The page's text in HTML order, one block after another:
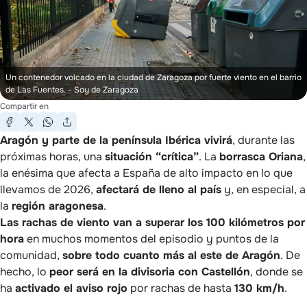
Un contenedor volcado en la ciudad de Zaragoza por fuerte viento en el barrio
de Las Fuentes.- Soy de Zaragoza
Compartir en
Aragón y parte de la península Ibérica vivirá, durante las
próximas horas, una situación “crítica”. La borrasca Oriana,
la enésima que afecta a España de alto impacto en lo que
llevamos de 2026, afectará de lleno al país y, en especial, a
la región aragonesa.
Las rachas de viento van a superar los 100 kilómetros por
horaen muchos momentos del episodio y puntos de la
comunidad, sobre todo cuanto más al este de Aragón. De
hecho, lo peor será en la divisoria con Castellón, donde se
ha activado el aviso rojo por rachas de hasta 130 km/h.